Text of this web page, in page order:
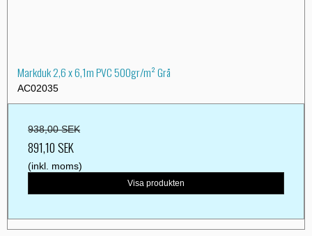
Markduk 2,6 x 6,1m PVC 500gr/m² Grå
AC02035
938,00 SEK
891,10 SEK
(inkl. moms)
Visa produkten